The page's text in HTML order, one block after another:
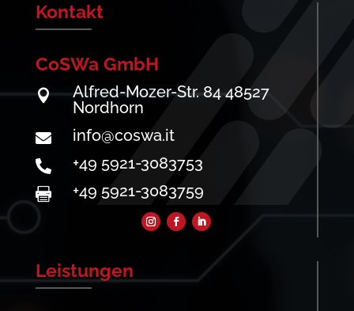
Kontakt
CoSWa GmbH

Alfred-Mozer-Str. 84 48527
Nordhorn
 info@coswa.it
 +49 5921-3083753
 +49 5921-3083759
Leistungen